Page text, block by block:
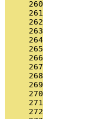
     260
     261
     262
     263
     264
     265
     266
     267
     268
     269
     270
     271
     272